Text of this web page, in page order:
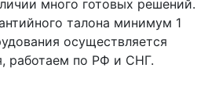
много готовых решений.
талона минимум 1
осуществляется
работаем по РФ и СНГ.